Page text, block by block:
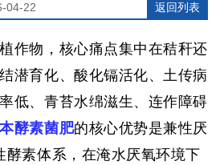
04-22 返回列表
作物，核心痛点集中在秸秆还
潜育化、酸化镉活化、土传病
低、青苔水绵滋生、连作障碍
酵素菌肥的核心优势是兼性厌
酵素体系，在淹水厌氧环境下